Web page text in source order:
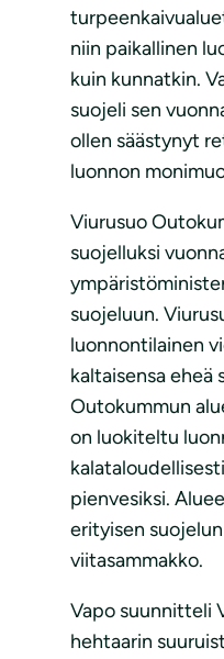
niin paikallinen
kuin kunnatkin.
suojeli sen
ollen säästynyt
luonnon
Viurusuo
suojelluksi
suojeluun.
luonnontilainen
kaltaisensa eheä
Outokummun
on luokiteltu
pienvesiksi.
erityisen
viitasammakko.
Vapo suunnitteli
hehtaarin